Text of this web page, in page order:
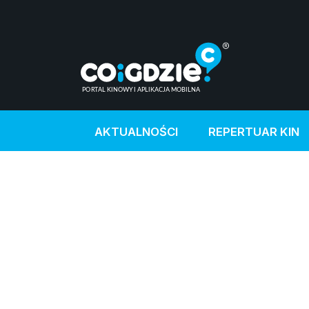
AKTUALNOŚCI REPERTUAR KIN